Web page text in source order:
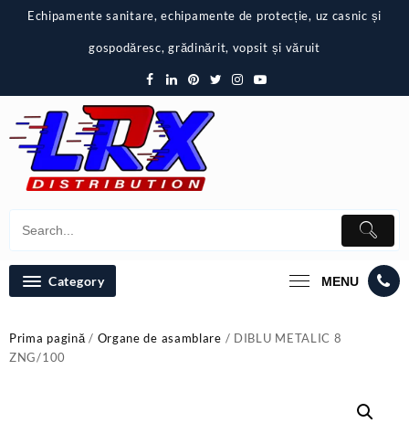
Echipamente sanitare, echipamente de protecție, uz casnic și
gospodăresc, grădinărit, vopsit și văruit
Category MENU
Prima pagină/ Organe de asamblare / DIBLU METALIC 8
ZNG/100